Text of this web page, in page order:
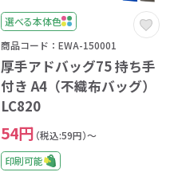
選べる本体色
商品コード：EWA-150001
厚手アドバッグ75 持ち手
付き A4（不織布バッグ）
LC820
54円 （税込:59円）～
印刷可能